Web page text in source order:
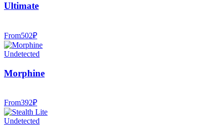
Ultimate
From502₽
Undetected
Morphine
From392₽
Undetected